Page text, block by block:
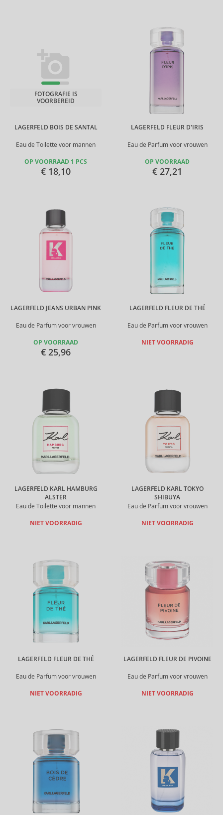
LAGERFELD BOIS DE SANTAL
Eau de Toilette voor mannen
FOTOGRAFIE IS
VOORBEREID
OP VOORRAAD 1 PCS
€ 18,10
LAGERFELD FLEUR D'IRIS
Eau de Parfum voor vrouwen
OP VOORRAAD
€ 27,21
LAGERFELD JEANS URBAN PINK
Eau de Parfum voor vrouwen
OP VOORRAAD
€ 25,96
LAGERFELD FLEUR DE THÉ
Eau de Parfum voor vrouwen
NIET VOORRADIG
LAGERFELD KARL HAMBURG
ALSTER
Eau de Toilette voor mannen
NIET VOORRADIG
LAGERFELD KARL TOKYO
SHIBUYA
Eau de Parfum voor vrouwen
NIET VOORRADIG
LAGERFELD FLEUR DE THÉ
Eau de Parfum voor vrouwen
NIET VOORRADIG
LAGERFELD FLEUR DE PIVOINE
Eau de Parfum voor vrouwen
NIET VOORRADIG